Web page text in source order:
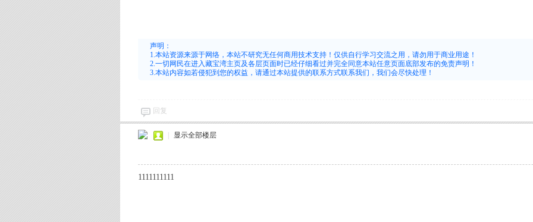
湾
声明：
1.本站资源来源于网络，本站不研究无任何商用技术支持！仅供自行学习交流之用，请勿用于商业用途！
2.一切网民在进入藏宝湾主页及各层页面时已经仔细看过并完全同意本站任意页面底部发布的免责声明！
3.本站内容如若侵犯到您的权益，请通过本站提供的联系方式联系我们，我们会尽快处理！
回复
显示全部楼层
1111111111